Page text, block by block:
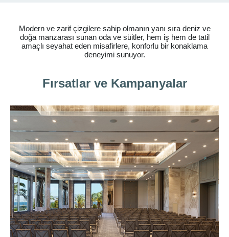
Modern ve zarif çizgilere sahip olmanın yanı sıra deniz ve
doğa manzarası sunan oda ve süitler, hem iş hem de tatil
amaçlı seyahat eden misafirlere, konforlu bir konaklama
deneyimi sunuyor.
Fırsatlar ve Kampanyalar